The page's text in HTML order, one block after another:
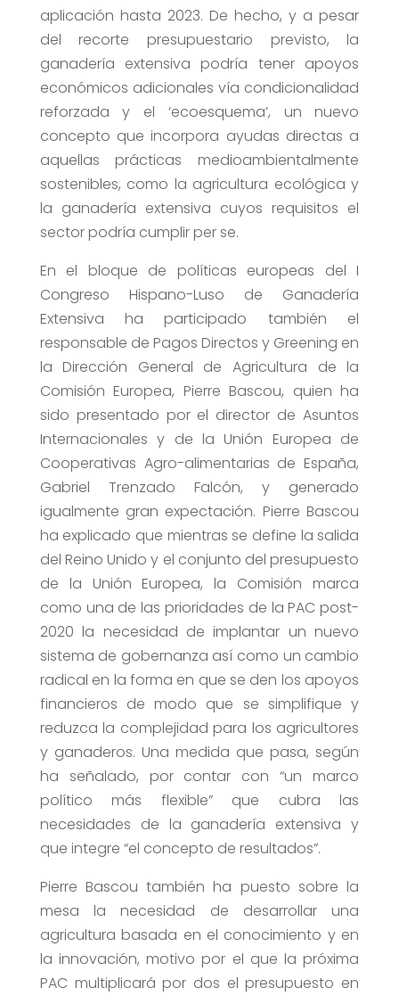
aplicación hasta 2023. De hecho, y a pesar
del recorte presupuestario previsto, la
ganadería extensiva podría tener apoyos
económicos adicionales vía condicionalidad
reforzada y el ‘ecoesquema’, un nuevo
concepto que incorpora ayudas directas a
aquellas prácticas medioambientalmente
sostenibles, como la agricultura ecológica y
la ganadería extensiva cuyos requisitos el
sector podría cumplir per se.
En el bloque de políticas europeas del I
Congreso Hispano-Luso de Ganadería
Extensiva ha participado también el
responsable de Pagos Directos y Greening en
la Dirección General de Agricultura de la
Comisión Europea, Pierre Bascou, quien ha
sido presentado por el director de Asuntos
Internacionales y de la Unión Europea de
Cooperativas Agro-alimentarias de España,
Gabriel Trenzado Falcón, y generado
igualmente gran expectación. Pierre Bascou
ha explicado que mientras se define la salida
del Reino Unido y el conjunto del presupuesto
de la Unión Europea, la Comisión marca
como una de las prioridades de la PAC post-
2020 la necesidad de implantar un nuevo
sistema de gobernanza así como un cambio
radical en la forma en que se den los apoyos
financieros de modo que se simplifique y
reduzca la complejidad para los agricultores
y ganaderos. Una medida que pasa, según
ha señalado, por contar con “un marco
político más flexible” que cubra las
necesidades de la ganadería extensiva y
que integre “el concepto de resultados”.
Pierre Bascou también ha puesto sobre la
mesa la necesidad de desarrollar una
agricultura basada en el conocimiento y en
la innovación, motivo por el que la próxima
PAC multiplicará por dos el presupuesto en